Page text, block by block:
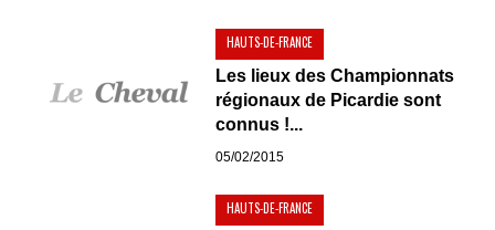
HAUTS-DE-FRANCE
Les lieux des Championnats
régionaux de Picardie sont
connus !...
05/02/2015
HAUTS-DE-FRANCE